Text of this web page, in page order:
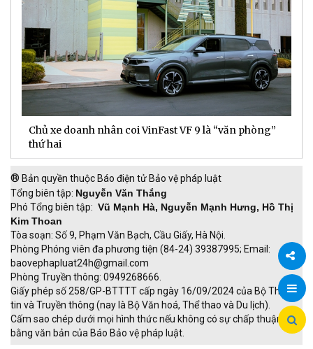
Chia
Chủ xe doanh nhân coi VinFast VF 9 là “văn phòng”
thứ hai
® Bản quyền thuộc Báo điện tử Bảo vệ pháp luật
Tổng biên tập: Nguyễn Văn Thắng
Phó Tổng biên tập: Vũ Mạnh Hà, Nguyễn Mạnh Hưng, Hồ Thị
Kim Thoan
Tòa soạn: Số 9, Phạm Văn Bạch, Cầu Giấy, Hà Nội.
Phòng Phóng viên đa phương tiện (84-24) 39387995; Email:
baovephapluat24h@gmail.com
Phòng Truyền thông: 0949268666.
Giấy phép số 258/GP-BTTTT cấp ngày 16/09/2024 của Bộ Thông
tin và Truyền thông (nay là Bộ Văn hoá, Thể thao và Du lịch).
Cấm sao chép dưới mọi hình thức nếu không có sự chấp thuận
bằng văn bản của Báo Bảo vệ pháp luật.